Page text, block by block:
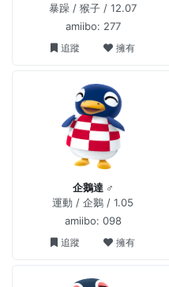
暴躁 / 猴子 / 12.07
amiibo: 277
追蹤 擁有
企鵝達 ♂
運動 / 企鵝 / 1.05
amiibo: 098
追蹤 擁有